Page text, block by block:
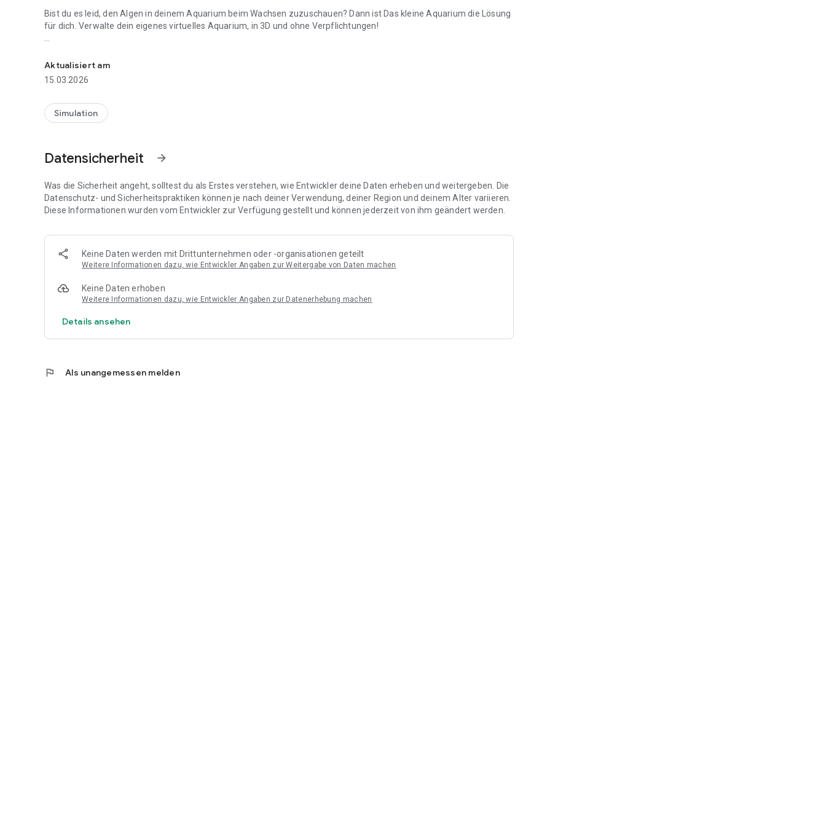
Bist du es leid, den Algen in deinem Aquarium beim Wachsen zuzuschauen? Dann ist Das kleine Aquarium die Lösung
für dich. Verwalte dein eigenes virtuelles Aquarium, in 3D und ohne Verpflichtungen!
- Bewege per Wischgeste die Kamera um das Aquarium herum
- Schüttel dein Smartphone, um deinen Fischen etwas Gutes zu tun
Das kleine Aquariumist eine nicht ganz so ernstzunehmende App, die vorrangig der Entwicklung einer eigenen 3D-
Code. Die 3D-Engine enthält ein shader-basierendes Materialsystem, unterstützt dynamische Partikelsysteme, eine
hierarische Szenenverwaltung auf Basis eines Entity-Component-Systems und liefert Berechnungsfunktionen für
Vektor- und Matrixoperationen.
Aktualisiert am
15.03.2026
Simulation
Datensicherheit arrow_forward
Was die Sicherheit angeht, solltest du als Erstes verstehen, wie Entwickler deine Daten erheben und weitergeben. Die
Datenschutz- und Sicherheitspraktiken können je nach deiner Verwendung, deiner Region und deinem Alter variieren.
Diese Informationen wurden vom Entwickler zur Verfügung gestellt und können jederzeit von ihm geändert werden.
Keine Daten werden mit Drittunternehmen oder -organisationen geteilt
Weitere Informationen dazu, wie Entwickler Angaben zur Weitergabe von Daten machen
Keine Daten erhoben
Weitere Informationen dazu, wie Entwickler Angaben zur Datenerhebung machen
Details ansehen
flag Als unangemessen melden